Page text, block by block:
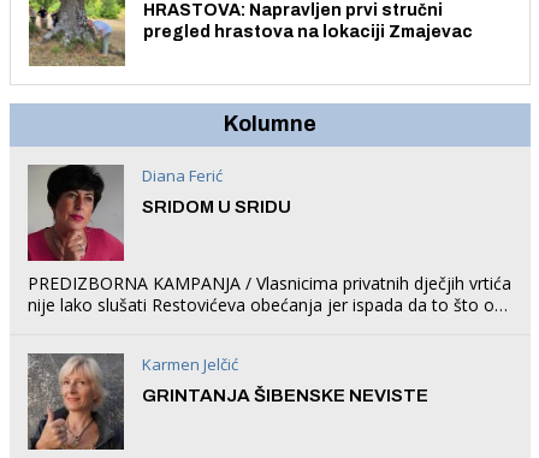
HRASTOVA: Napravljen prvi stručni
pregled hrastova na lokaciji Zmajevac
Kolumne
Diana Ferić
SRIDOM U SRIDU
PREDIZBORNA KAMPANJA / Vlasnicima privatnih dječjih vrtića
nije lako slušati Restovićeva obećanja jer ispada da to što oni
Karmen Jelčić
GRINTANJA ŠIBENSKE NEVISTE